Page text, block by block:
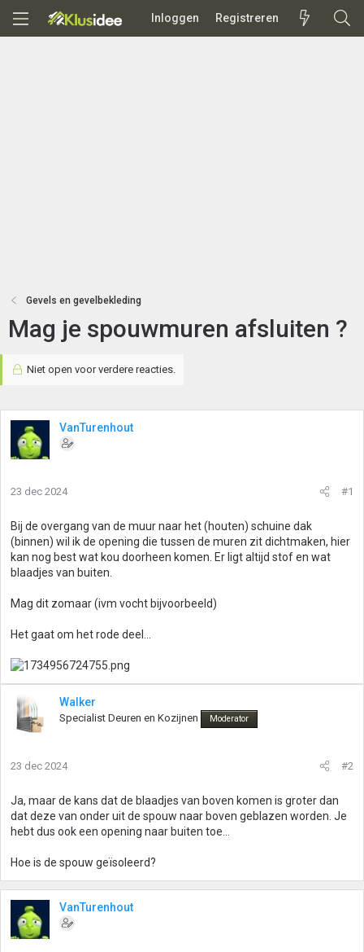
Inloggen Registreren
Gevels en gevelbekleding
Mag je spouwmuren afsluiten ?
Niet open voor verdere reacties.
VanTurenhout
23 dec 2024 #1
Bij de overgang van de muur naar het (houten) schuine dak
(binnen) wil ik de opening die tussen de muren zit dichtmaken, hier
kan nog best wat kou doorheen komen. Er ligt altijd stof en wat
blaadjes van buiten.
Mag dit zomaar (ivm vocht bijvoorbeeld)
Het gaat om het rode deel...
Walker
Specialist Deuren en Kozijnen Moderator
23 dec 2024 #2
Ja, maar de kans dat de blaadjes van boven komen is groter dan
dat deze van onder uit de spouw naar boven geblazen worden. Je
hebt dus ook een opening naar buiten toe...
Hoe is de spouw geïsoleerd?
VanTurenhout